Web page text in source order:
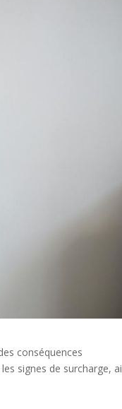
conséquences
signes de surcharge,